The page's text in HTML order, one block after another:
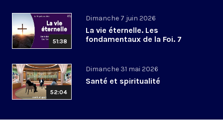
51:38
Dimanche 7 juin 2026
La vie éternelle. Les
fondamentaux de la Foi. 7
52:04
Dimanche 31 mai 2026
Santé et spiritualité